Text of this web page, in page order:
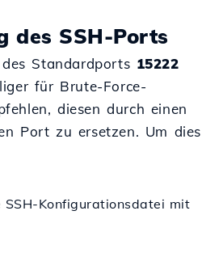
des SSH-Ports
Standardports 15222
für Brute-Force-
diesen durch einen
Port zu ersetzen. Um dies
SSH-Konfigurationsdatei mit